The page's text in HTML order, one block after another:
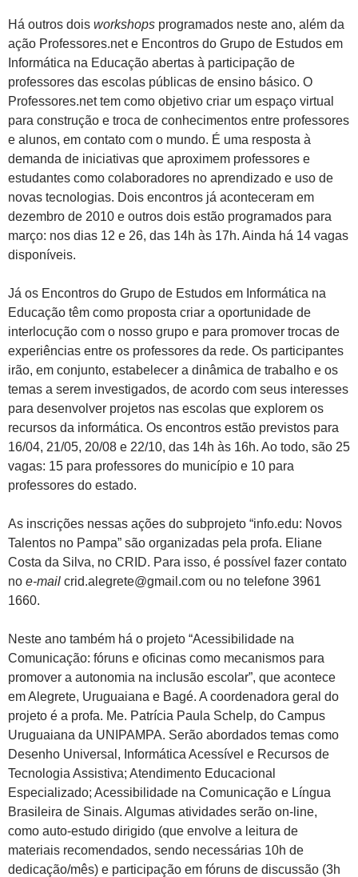
Há outros dois workshops programados neste ano, além da
ação Professores.net e Encontros do Grupo de Estudos em
Informática na Educação abertas à participação de
professores das escolas públicas de ensino básico. O
Professores.net tem como objetivo criar um espaço virtual
para construção e troca de conhecimentos entre professores
e alunos, em contato com o mundo. É uma resposta à
demanda de iniciativas que aproximem professores e
estudantes como colaboradores no aprendizado e uso de
novas tecnologias. Dois encontros já aconteceram em
dezembro de 2010 e outros dois estão programados para
março: nos dias 12 e 26, das 14h às 17h. Ainda há 14 vagas
disponíveis.
Já os Encontros do Grupo de Estudos em Informática na
Educação têm como proposta criar a oportunidade de
interlocução com o nosso grupo e para promover trocas de
experiências entre os professores da rede. Os participantes
irão, em conjunto, estabelecer a dinâmica de trabalho e os
temas a serem investigados, de acordo com seus interesses
para desenvolver projetos nas escolas que explorem os
recursos da informática. Os encontros estão previstos para
16/04, 21/05, 20/08 e 22/10, das 14h às 16h. Ao todo, são 25
vagas: 15 para professores do município e 10 para
professores do estado.
As inscrições nessas ações do subprojeto “info.edu: Novos
Talentos no Pampa” são organizadas pela profa. Eliane
Costa da Silva, no CRID. Para isso, é possível fazer contato
no e-mail crid.alegrete@gmail.com ou no telefone 3961
1660.
Neste ano também há o projeto “Acessibilidade na
Comunicação: fóruns e oficinas como mecanismos para
promover a autonomia na inclusão escolar”, que acontece
em Alegrete, Uruguaiana e Bagé. A coordenadora geral do
projeto é a profa. Me. Patrícia Paula Schelp, do Campus
Uruguaiana da UNIPAMPA. Serão abordados temas como
Desenho Universal, Informática Acessível e Recursos de
Tecnologia Assistiva; Atendimento Educacional
Especializado; Acessibilidade na Comunicação e Língua
Brasileira de Sinais. Algumas atividades serão on-line,
como auto-estudo dirigido (que envolve a leitura de
materiais recomendados, sendo necessárias 10h de
dedicação/mês) e participação em fóruns de discussão (3h